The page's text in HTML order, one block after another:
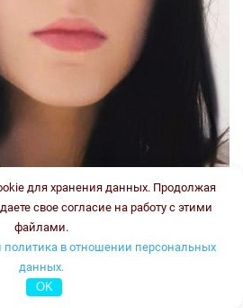
для хранения данных. Продолжая
свое согласие на работу с этими
файлами.
политика в отношении персональных
данных.
OK